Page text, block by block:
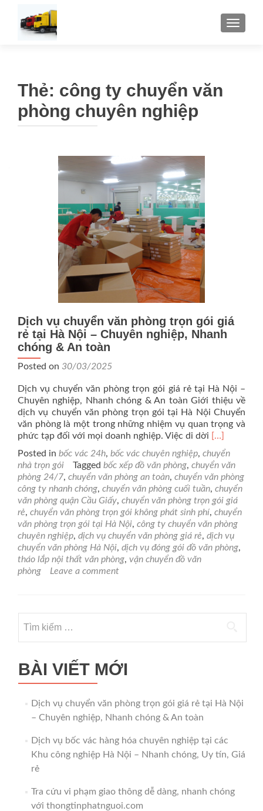
Thẻ: công ty chuyển văn
phòng chuyên nghiệp
Dịch vụ chuyển văn phòng trọn gói giá
rẻ tại Hà Nội – Chuyên nghiệp, Nhanh
chóng & An toàn
Posted on 30/03/2025
Dịch vụ chuyển văn phòng trọn gói giá rẻ tại Hà Nội –
Chuyên nghiệp, Nhanh chóng & An toàn Giới thiệu về
dịch vụ chuyển văn phòng trọn gói tại Hà Nội Chuyển
văn phòng là một trong những nhiệm vụ quan trọng và
phức tạp đối với mọi doanh nghiệp. Việc di dời Read
more
about
Dịch
vụ
chuyển
văn
phòng
trọn
gói
giá
–
[…]
Posted in bốc vác 24h, bốc vác chuyên nghiệp, chuyển
nhà trọn gói
Tagged bốc xếp đồ văn phòng, chuyển văn
phòng 24/7, chuyển văn phòng an toàn, chuyển văn phòng
công ty nhanh chóng, chuyển văn phòng cuối tuần, chuyển
văn phòng quận Cầu Giấy, chuyển văn phòng trọn gói giá
rẻ, chuyển văn phòng trọn gói không phát sinh phí, chuyển
văn phòng trọn gói tại Hà Nội, công ty chuyển văn phòng
chuyên nghiệp, dịch vụ chuyển văn phòng giá rẻ, dịch vụ
chuyển văn phòng Hà Nội, dịch vụ đóng gói đồ văn phòng,
tháo lắp nội thất văn phòng, vận chuyển đồ văn
phòng
Leave a comment
kiếm
BÀI VIẾT MỚI
Dịch vụ chuyển văn phòng trọn gói giá rẻ tại Hà Nội
– Chuyên nghiệp, Nhanh chóng & An toàn
Dịch vụ bốc vác hàng hóa chuyên nghiệp tại các
Khu công nghiệp Hà Nội – Nhanh chóng, Uy tín, Giá
rẻ
Tra cứu vi phạm giao thông dễ dàng, nhanh chóng
với thongtinphatnguoi.com